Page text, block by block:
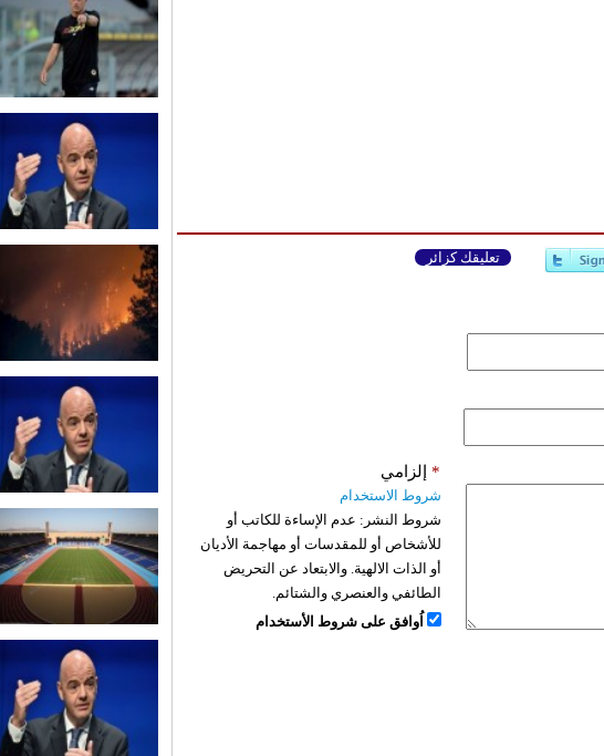
تعليقك كزائر
إلزامي *
شروط الاستخدام
شروط النشر: عدم الإساءة للكاتب أو
للأشخاص أو للمقدسات أو مهاجمة الأديان
أو الذات الالهية. والابتعاد عن التحريض
الطائفي والعنصري والشتائم.
اُوافق على شروط الأستخدام